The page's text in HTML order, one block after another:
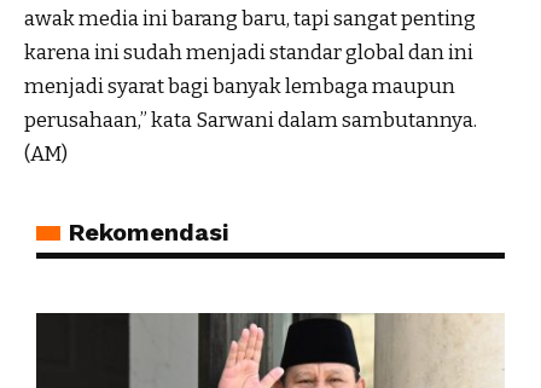
awak media ini barang baru, tapi sangat penting
karena ini sudah menjadi standar global dan ini
menjadi syarat bagi banyak lembaga maupun
perusahaan,” kata Sarwani dalam sambutannya.
(AM)
Rekomendasi